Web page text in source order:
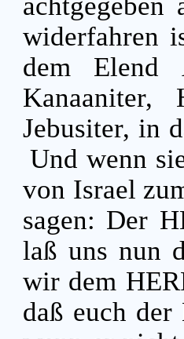
widerfahren
dem Elend
Kanaaniter,
Jebusiter, in
Und wenn
von Israel
sagen: Der
laß uns nun
wir dem
daß euch